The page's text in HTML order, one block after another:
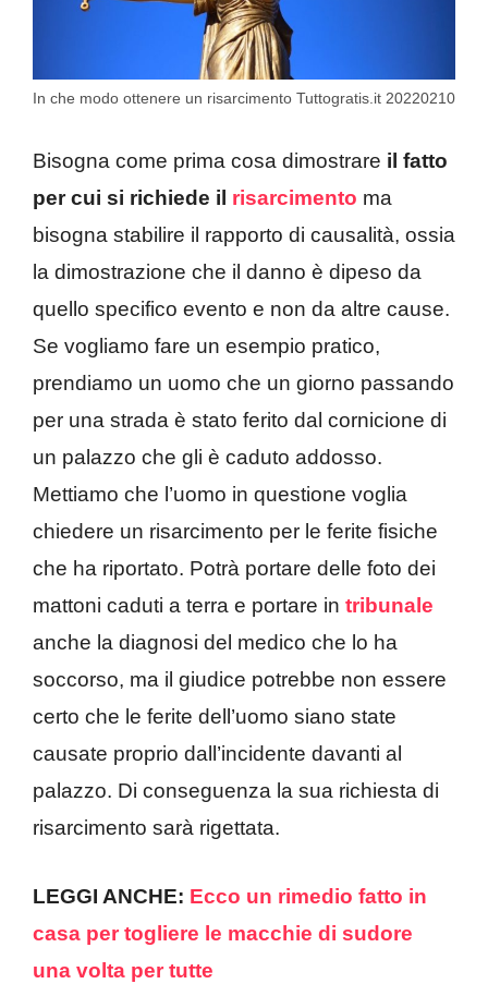
In che modo ottenere un risarcimento Tuttogratis.it 20220210
Bisogna come prima cosa dimostrare il fatto
per cui si richiede il risarcimento ma
bisogna stabilire il rapporto di causalità, ossia
la dimostrazione che il danno è dipeso da
quello specifico evento e non da altre cause.
Se vogliamo fare un esempio pratico,
prendiamo un uomo che un giorno passando
per una strada è stato ferito dal cornicione di
un palazzo che gli è caduto addosso.
Mettiamo che l’uomo in questione voglia
chiedere un risarcimento per le ferite fisiche
che ha riportato. Potrà portare delle foto dei
mattoni caduti a terra e portare in tribunale
anche la diagnosi del medico che lo ha
soccorso, ma il giudice potrebbe non essere
certo che le ferite dell’uomo siano state
causate proprio dall’incidente davanti al
palazzo. Di conseguenza la sua richiesta di
risarcimento sarà rigettata.
LEGGI ANCHE: Ecco un rimedio fatto in
casa per togliere le macchie di sudore
una volta per tutte